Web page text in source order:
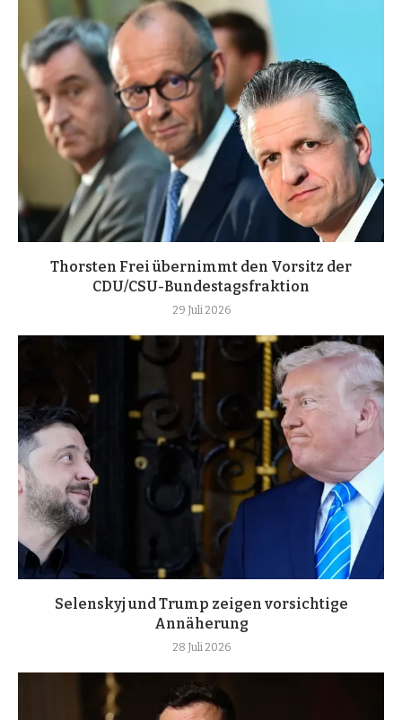
Thorsten Frei übernimmt den Vorsitz der
CDU/CSU-Bundestagsfraktion
29 Juli 2026
Selenskyj und Trump zeigen vorsichtige
Annäherung
28 Juli 2026